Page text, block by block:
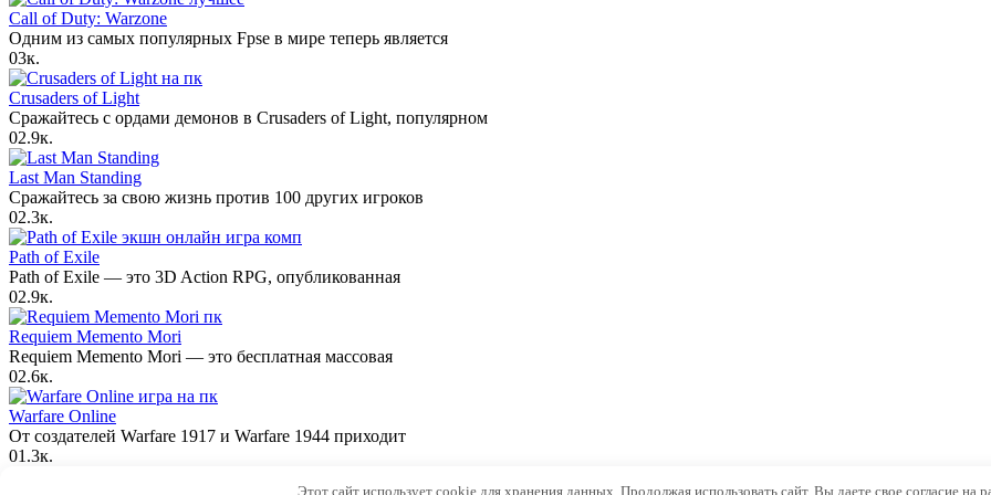
Call of Duty: Warzone
Одним из самых популярных Fpse в мире теперь является
03к.
Crusaders of Light
Сражайтесь с ордами демонов в Crusaders of Light, популярном
02.9к.
Last Man Standing
Сражайтесь за свою жизнь против 100 других игроков
02.3к.
Path of Exile
Path of Exile — это 3D Action RPG, опубликованная
02.9к.
Requiem Memento Mori
Requiem Memento Mori — это бесплатная массовая
02.6к.
Warfare Online
От создателей Warfare 1917 и Warfare 1944 приходит
01.3к.
Этот сайт использует cookie для хранения данных. Продолжая использовать сайт, Вы даете свое согласие на